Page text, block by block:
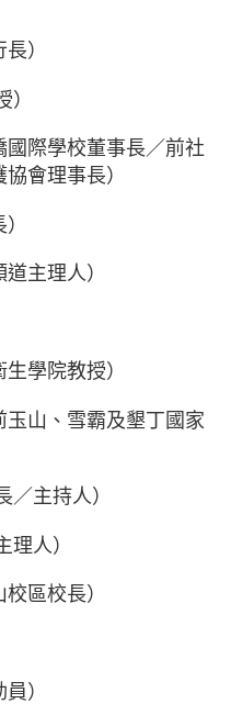
）
際學校董事長／前社
會理事長）
主理人）
學院教授）
山、雪霸及墾丁國家
主持人）
人）
區校長）
）